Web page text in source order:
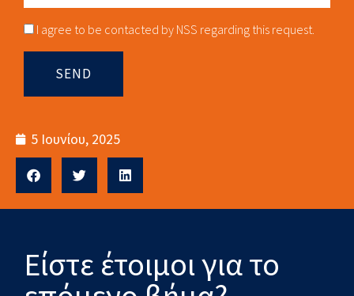
in
Consnet
I agree to be contacted by NSS regarding this request.
SEND
5 Ιουνίου, 2025
Είστε έτοιμοι για το